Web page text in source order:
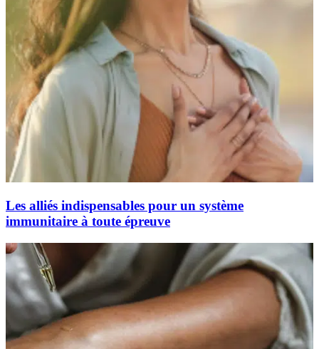
Les alliés indispensables pour un système
immunitaire à toute épreuve